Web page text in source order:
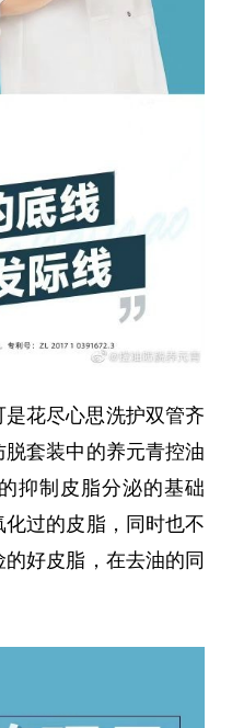
花尽心思洗护双管齐
套装中的养元青控油
抑制皮脂分泌的基础
化过的皮脂，同时也不
好皮脂，在去油的同